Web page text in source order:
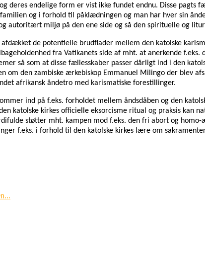
deres endelige form er vist ikke fundet endnu. Disse
og i forhold til påklædningen og man har hver sin
autoritært miljø på den ene side og så den spirituelle og
afdækket de potentielle brudflader mellem den katolske
fra Vatikanets side af mht. at
så som at disse fællesskaber passer dårligt ind i den
om den zambiske ærkebiskop Emmanuel Milingo der blev
afrikansk åndetro med karismatiske forestillinger.
ind på f.eks. forholdet mellem åndsdåben og den
katolske kirkes officielle eksorcisme ritual og praksis kan
støtter mht. kampen mod f.eks. den fri abort og
f.eks. i forhold til den katolske kirkes lære om